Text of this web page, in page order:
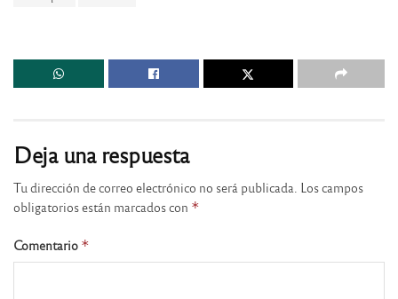
Deja una respuesta
Tu dirección de correo electrónico no será publicada. Los campos
obligatorios están marcados con *
Comentario *